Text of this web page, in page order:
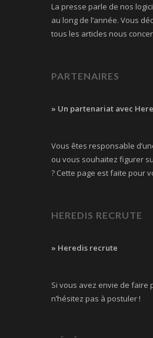
La presse parle de nos
au long de l’année. Vous
tous les articles nous
PARTENAIRES
» Un partenariat avec
Vous êtes responsable
ou vous souhaitez figurer
? Cette page est faite pour
HEREDIS RECRUTE
» Heredis recrute
Si vous avez envie de faire
n’hésitez pas à postuler !